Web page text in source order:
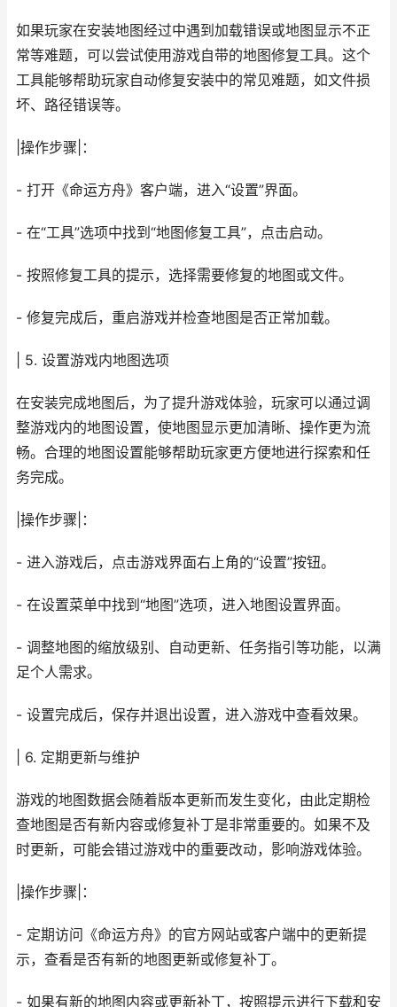
如果玩家在安装地图经过中遇到加载错误或地图显示不正
常等难题，可以尝试使用游戏自带的地图修复工具。这个
工具能够帮助玩家自动修复安装中的常见难题，如文件损
坏、路径错误等。
|操作步骤|：
- 打开《命运方舟》客户端，进入“设置”界面。
- 在“工具”选项中找到“地图修复工具”，点击启动。
- 按照修复工具的提示，选择需要修复的地图或文件。
- 修复完成后，重启游戏并检查地图是否正常加载。
| 5. 设置游戏内地图选项
在安装完成地图后，为了提升游戏体验，玩家可以通过调
整游戏内的地图设置，使地图显示更加清晰、操作更为流
畅。合理的地图设置能够帮助玩家更方便地进行探索和任
务完成。
|操作步骤|：
- 进入游戏后，点击游戏界面右上角的“设置”按钮。
- 在设置菜单中找到“地图”选项，进入地图设置界面。
- 调整地图的缩放级别、自动更新、任务指引等功能，以满
足个人需求。
- 设置完成后，保存并退出设置，进入游戏中查看效果。
| 6. 定期更新与维护
游戏的地图数据会随着版本更新而发生变化，由此定期检
查地图是否有新内容或修复补丁是非常重要的。如果不及
时更新，可能会错过游戏中的重要改动，影响游戏体验。
|操作步骤|：
- 定期访问《命运方舟》的官方网站或客户端中的更新提
示，查看是否有新的地图更新或修复补丁。
- 如果有新的地图内容或更新补丁，按照提示进行下载和安